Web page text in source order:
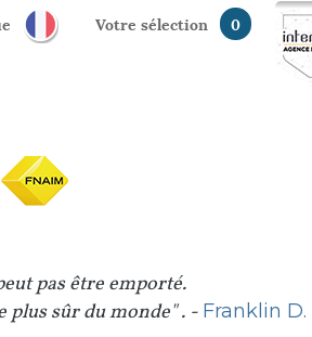
votre sélection 0
pas être emporté.
plus sûr du monde" . - Franklin